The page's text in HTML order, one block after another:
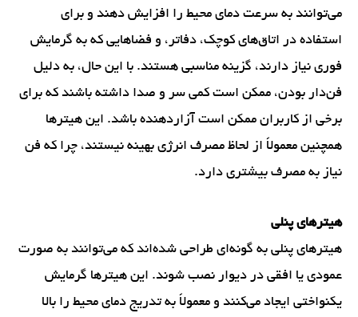
می‌توانند به سرعت دمای محیط را افزایش دهند و برای
استفاده در اتاق‌های کوچک، دفاتر، و فضاهایی که به گرمایش
فوری نیاز دارند، گزینه مناسبی هستند. با این حال، به دلیل
فن‌دار بودن، ممکن است کمی سر و صدا داشته باشند که برای
برخی از کاربران ممکن است آزاردهنده باشد. این هیترها
همچنین معمولاً از لحاظ مصرف انرژی بهینه نیستند، چرا که فن
نیاز به مصرف بیشتری دارد.
هیترهای پنلی
هیترهای پنلی به گونه‌ای طراحی شده‌اند که می‌توانند به صورت
عمودی یا افقی در دیوار نصب شوند. این هیترها گرمایش
یکنواختی ایجاد می‌کنند و معمولاً به تدریج دمای محیط را بالا